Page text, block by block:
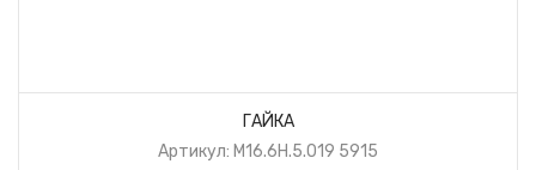
ГАЙКА
Артикул: М16.6Н.5.019 5915